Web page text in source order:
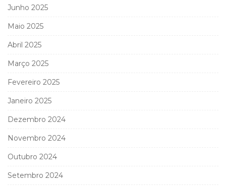
Junho 2025
Maio 2025
Abril 2025
Março 2025
Fevereiro 2025
Janeiro 2025
Dezembro 2024
Novembro 2024
Outubro 2024
Setembro 2024